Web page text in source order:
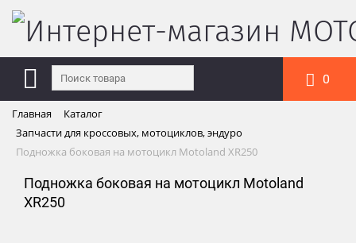
0
Главная
Каталог
Запчасти для кроссовых, мотоциклов, эндуро
Подножка боковая на мотоцикл Motoland XR250
Подножка боковая на мотоцикл Motoland
XR250